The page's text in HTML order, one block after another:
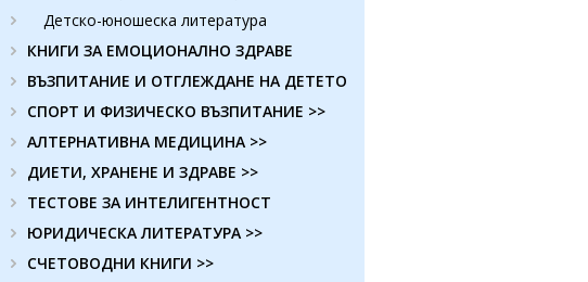
Детско-юношеска литература
КНИГИ ЗА ЕМОЦИОНАЛНО ЗДРАВЕ
ВЪЗПИТАНИЕ И ОТГЛЕЖДАНЕ НА ДЕТЕТО
СПОРТ И ФИЗИЧЕСКО ВЪЗПИТАНИЕ >>
АЛТЕРНАТИВНА МЕДИЦИНА >>
ДИЕТИ, ХРАНЕНЕ И ЗДРАВЕ >>
ТЕСТОВЕ ЗА ИНТЕЛИГЕНТНОСТ
ЮРИДИЧЕСКА ЛИТЕРАТУРА >>
СЧЕТОВОДНИ КНИГИ >>